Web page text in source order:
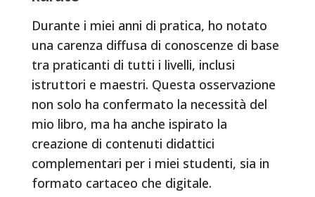
Durante i miei anni di pratica, ho notato
una carenza diffusa di conoscenze di base
tra praticanti di tutti i livelli, inclusi
istruttori e maestri. Questa osservazione
non solo ha confermato la necessità del
mio libro, ma ha anche ispirato la
creazione di contenuti didattici
complementari per i miei studenti, sia in
formato cartaceo che digitale.